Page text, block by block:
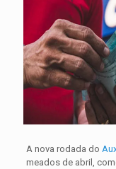
A nova rodada do
meados de abril,